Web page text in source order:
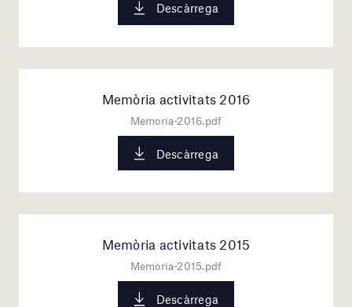
Descàrrega
Memòria activitats 2016
Memoria-2016.pdf
Descàrrega
Memòria activitats 2015
Memoria-2015.pdf
Descàrrega